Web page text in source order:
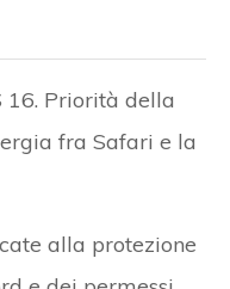
16. Priorità della
fra Safari e la
alla protezione